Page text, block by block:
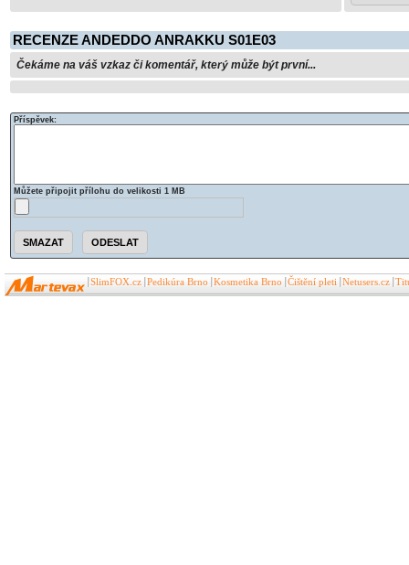
RECENZE ANDEDDO ANRAKKU S01E03
Čekáme na váš vzkaz či komentář, který může být první...
Příspěvek:
Můžete připojit přílohu do velikosti 1 MB
SlimFOX.cz Pedikúra Brno Kosmetika Brno Čištění pleti Netusers.cz